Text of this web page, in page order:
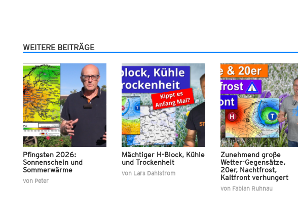
WEITERE BEITRÄGE
Pfingsten 2026:
Sonnenschein und
Sommerwärme
von Peter
Mächtiger H-Block, Kühle
und Trockenheit
von Lars Dahlstrom
Zunehmend große
Wetter-Gegensätze,
20er, Nachtfrost,
Kaltfront verhungert
von Fabian Ruhnau